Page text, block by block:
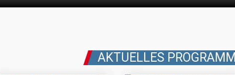
AKTUELLES PROGRAMM